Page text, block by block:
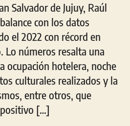
Salvador de Jujuy, Raúl
con los datos
el 2022 con récord en
Lo números resalta una
ocupación hotelera, noche
culturales realizados y la
entre otros, que
[…]